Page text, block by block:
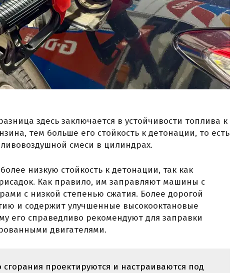
здесь заключается в устойчивости топлива к
тем больше его стойкость к детонации, то есть
смеси в цилиндрах.
низкую стойкость к детонации, так как
Как правило, им заправляют машины с
с низкой степенью сжатия. Более дорогой
и содержит улучшенные высокооктановые
его справедливо рекомендуют для заправки
двигателями.
сгорания проектируются и настраиваются под